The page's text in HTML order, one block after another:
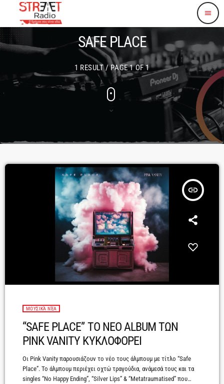
menu
SAFE PLACE
1 RESULT / PAGE 1 OF 1
insert_link
ΜΟΥΣΙΚΆ ΝΈΑ
“SAFE PLACE” TO NEO ALBUM ΤΩΝ
PINK VANITY ΚΥΚΛΟΦΟΡΕΙ
Οι Pink Vanity παρουσιάζουν το νέο τους άλμπουμ με τίτλο “Safe
Place”. To άλμπουμ περιέχει οχτώ τραγούδια, ανάμεσά τους και τα
singles “No Happy Ending”, “Silver Lips” & “Metatraumatised” που